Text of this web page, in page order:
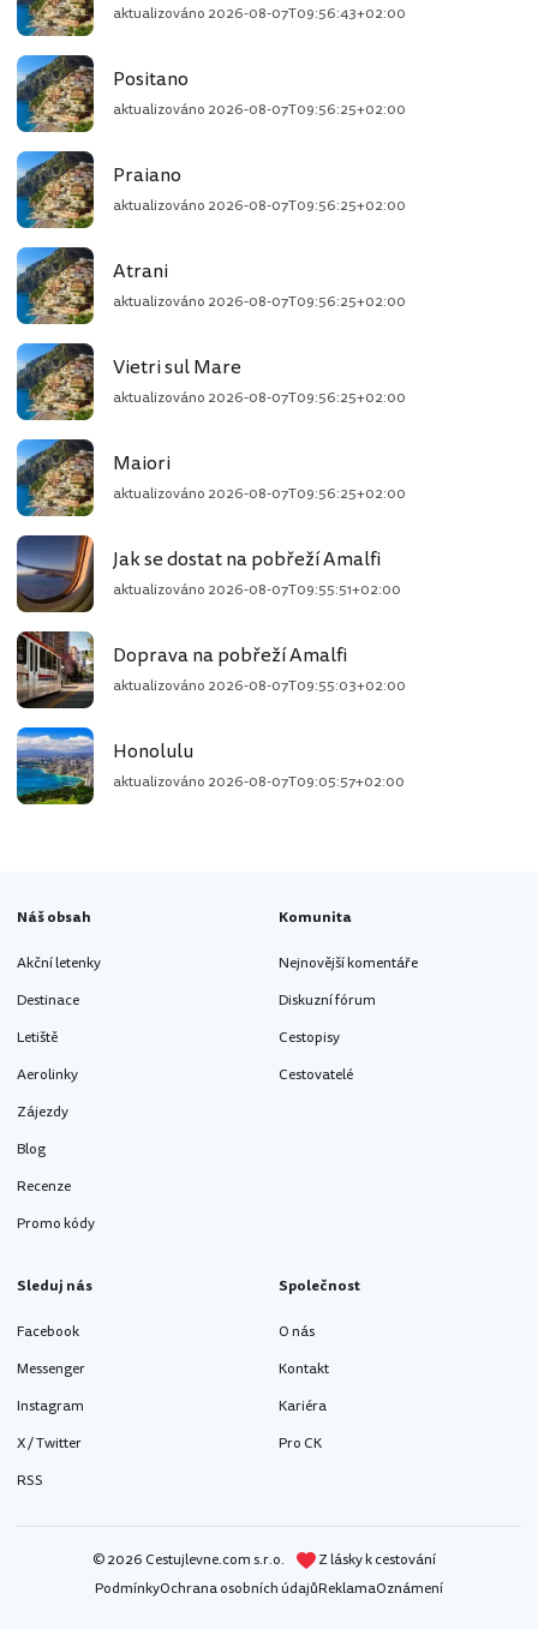
aktualizováno 2026-08-07T09:56:43+02:00
Positano
aktualizováno 2026-08-07T09:56:25+02:00
Praiano
aktualizováno 2026-08-07T09:56:25+02:00
Atrani
aktualizováno 2026-08-07T09:56:25+02:00
Vietri sul Mare
aktualizováno 2026-08-07T09:56:25+02:00
Maiori
aktualizováno 2026-08-07T09:56:25+02:00
Jak se dostat na pobřeží Amalfi
aktualizováno 2026-08-07T09:55:51+02:00
Doprava na pobřeží Amalfi
aktualizováno 2026-08-07T09:55:03+02:00
Honolulu
aktualizováno 2026-08-07T09:05:57+02:00
Náš obsah
Akční letenky
Destinace
Letiště
Aerolinky
Zájezdy
Blog
Recenze
Promo kódy
Komunita
Nejnovější komentáře
Diskuzní fórum
Cestopisy
Cestovatelé
Sleduj nás
Facebook
Messenger
Instagram
X / Twitter
RSS
Společnost
O nás
Kontakt
Kariéra
Pro CK
© 2026 Cestujlevne.com s.r.o.
Z lásky k cestování
PodmínkyOchrana osobních údajůReklamaOznámení